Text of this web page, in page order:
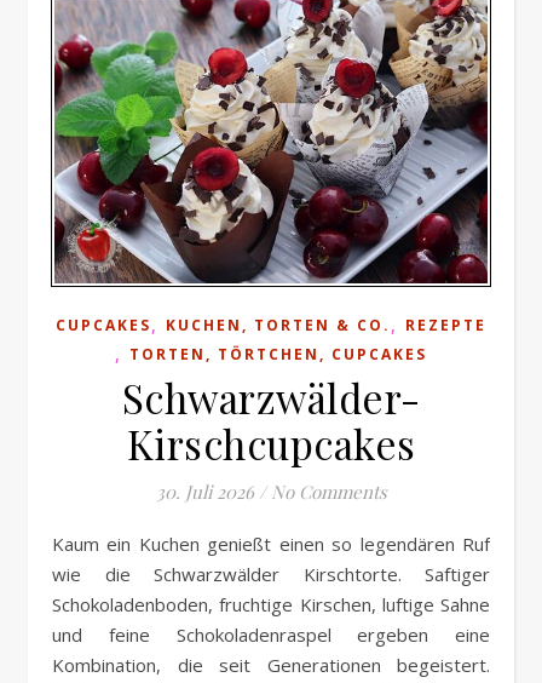
CUPCAKES, KUCHEN, TORTEN & CO. , REZEPTE
, TORTEN, TÖRTCHEN, CUPCAKES
Schwarzwälder-
Kirschcupcakes
30. Juli 2026 / No Comments
Kaum ein Kuchen genießt einen so legendären Ruf
wie die Schwarzwälder Kirschtorte. Saftiger
Schokoladenboden, fruchtige Kirschen, luftige Sahne
und feine Schokoladenraspel ergeben eine
Kombination, die seit Generationen begeistert.